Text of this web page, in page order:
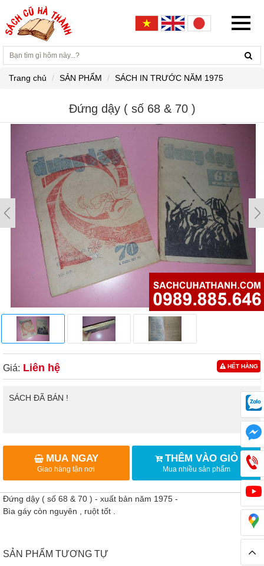
Trang chủ SẢN PHẨM SÁCH IN TRƯỚC NĂM 1975
Đứng dậy ( số 68 & 70 )
HẾT HÀNG
Giá: Liên hệ
SÁCH ĐÃ BÁN !
MUA NGAY
Giao hàng tận nơi
THÊM VÀO GIỎ
Mua nhiều sản phẩm
Đứng dậy ( số 68 & 70 ) - xuất bản năm 1975 -
Bìa gáy còn nguyên , ruột tốt .
SẢN PHẨM TƯƠNG TỰ